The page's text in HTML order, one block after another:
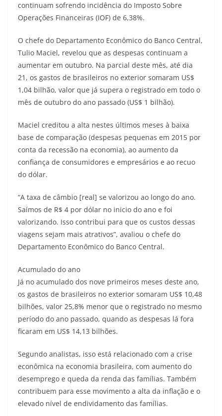
continuam sofrendo incidência do Imposto Sobre
Operações Financeiras (IOF) de 6,38%.
O chefe do Departamento Econômico do Banco Central,
Tulio Maciel, revelou que as despesas continuam a
aumentar em outubro. Na parcial deste mês, até dia
21, os gastos de brasileiros no exterior somaram US$
1,04 bilhão, valor que já supera o registrado em todo o
mês de outubro do ano passado (US$ 1 bilhão).
Maciel creditou a alta nestes últimos meses à baixa
base de comparação (despesas pequenas em 2015 por
conta da recessão na economia), ao aumento da
confiança de consumidores e empresários e ao recuo
do dólar.
“A taxa de câmbio [real] se valorizou ao longo do ano.
Saímos de R$ 4 por dólar no inicio do ano e foi
valorizando. Isso contribui para que os custos dessas
viagens sejam mais atrativos”, avaliou o chefe do
Departamento Econômico do Banco Central.
Acumulado do ano
Já no acumulado dos nove primeiros meses deste ano,
os gastos de brasileiros no exterior somaram US$ 10,48
bilhões, valor 25,8% menor que o registrado no mesmo
período do ano passado, quando as despesas lá fora
ficaram em US$ 14,13 bilhões.
Segundo analistas, isso está relacionado com a crise
econômica na economia brasileira, com aumento do
desemprego e queda da renda das famílias. Também
contribuem para esse movimento a alta da inflação e o
elevado nível de endividamento das famílias.